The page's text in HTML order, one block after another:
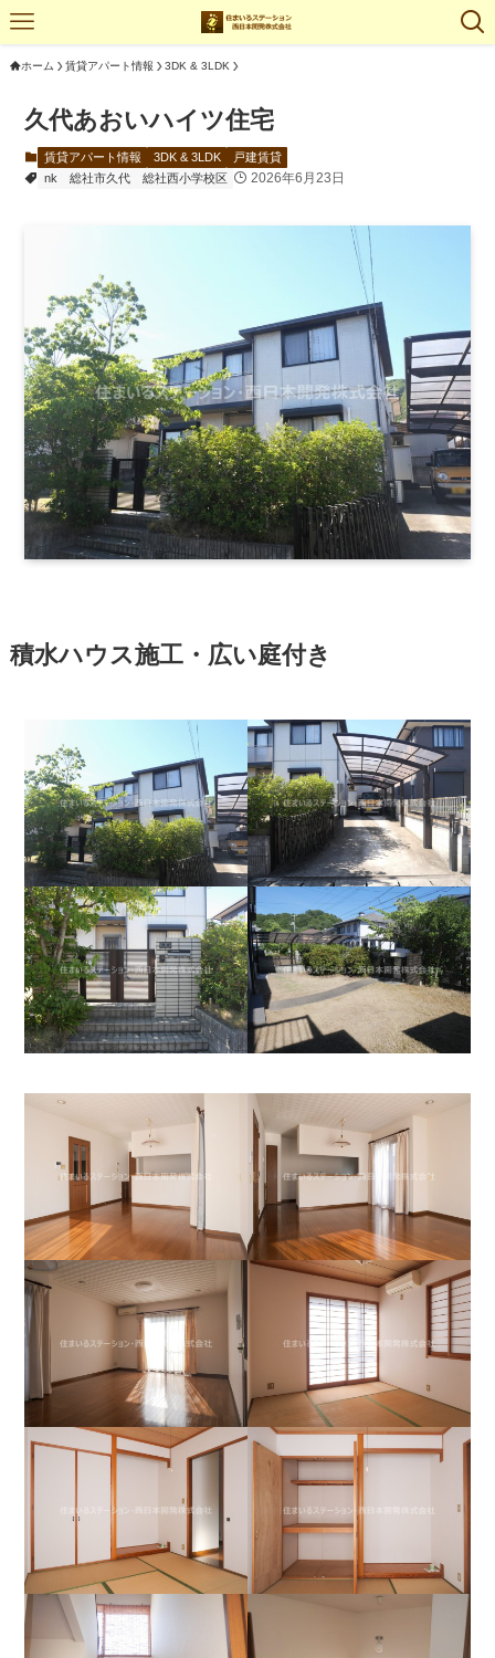
ホーム 賃貸アパート情報 3DK & 3LDK
久代あおいハイツ住宅
賃貸アパート情報 3DK & 3LDK
戸建賃貸
nk
総社市久代 総社西小学校区 2026年6月23日
積水ハウス施工・広い庭付き